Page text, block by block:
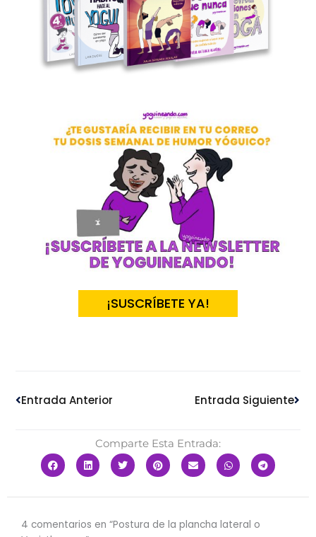
¡SUSCRÍBETE YA!
Entrada Anterior Entrada Siguiente
Comparte Esta Entrada:
4 comentarios en “Postura de la plancha lateral o